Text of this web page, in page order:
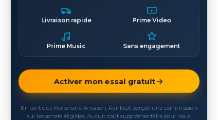
Livraison rapide Prime Video
Prime Music Sans engagement
Activer mon essai gratuit
En tant que Partenaire Amazon, Rankeat perçoit une commission
sur les achats éligibles. Aucun coût supplémentaire pour vous.